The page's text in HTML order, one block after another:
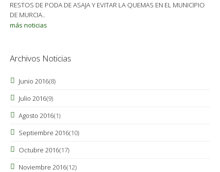
RESTOS DE PODA DE ASAJA Y EVITAR LA QUEMAS EN EL MUNICIPIO
DE MURCIA..
más noticias
Archivos Noticias
Junio 2016(8)
Julio 2016(9)
Agosto 2016(1)
Septiembre 2016(10)
Octubre 2016(17)
Noviembre 2016(12)